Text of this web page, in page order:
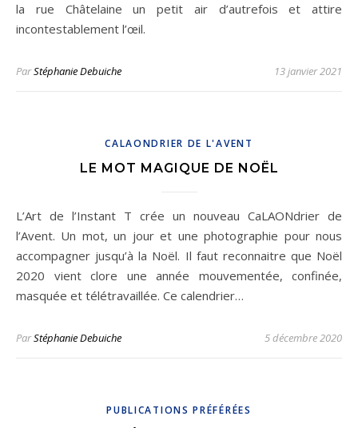
la rue Châtelaine un petit air d’autrefois et attire
incontestablement l’œil.
ParStéphanie Debuiche 13 janvier 2021
CALAONDRIER DE L'AVENT
LE MOT MAGIQUE DE NOËL
L’Art de l’Instant T crée un nouveau CaLAONdrier de
l’Avent. Un mot, un jour et une photographie pour nous
accompagner jusqu’à la Noël. Il faut reconnaitre que Noël
2020 vient clore une année mouvementée, confinée,
masquée et télétravaillée. Ce calendrier…
ParStéphanie Debuiche 5 décembre 2020
PUBLICATIONS PRÉFÉRÉES